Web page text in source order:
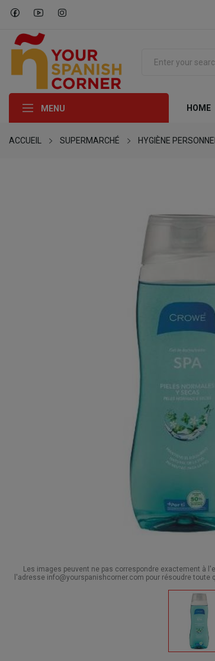
MENU HOME
ACCUEIL SUPERMARCHÉ HYGIÈNE
Les images peuvent ne pas correspondre exactement à
l'adresse info@yourspanishcorner.com pour résoudre